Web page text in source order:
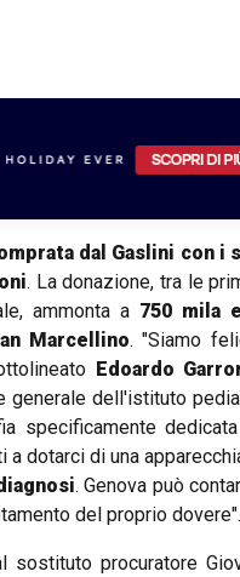
dal Gaslini con i
. La donazione, tra le
ammonta a 750 mila
Marcellino. "Siamo
Edoardo
generale dell'istituto
specificamente
dotarci di una
. Genova può
del proprio dovere".
sostituto procuratore